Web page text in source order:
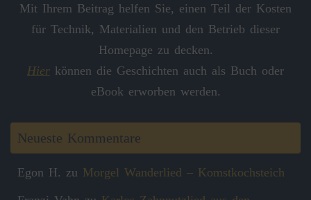
Mit Ihrem Beitrag helfen Sie, einen Teil der Kosten
für Technik, Materialien und den Betrieb dieser
Homepage zu decken.
Hier können die Geschichten auch als Buch oder
eBook erworben werden.
Neueste Kommentare
Egon H. zu Morgel Wanderlied – Komstkochsteich